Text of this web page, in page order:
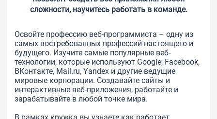
сложности, научитесь работать в команде.
Освойте профессию веб-программиста – одну из
самых востребованных профессий настоящего и
будущего. Изучите самые популярные веб-
технологии, которые используют Google, Facebook,
ВКонтакте, Mail.ru, Yandex и другие ведущие
мировые корпорации. Создавайте сайты и
интерактивные веб-приложения, работайте и
зарабатывайте в любой точке мира.
В рамках кружка вы узнаете как работает